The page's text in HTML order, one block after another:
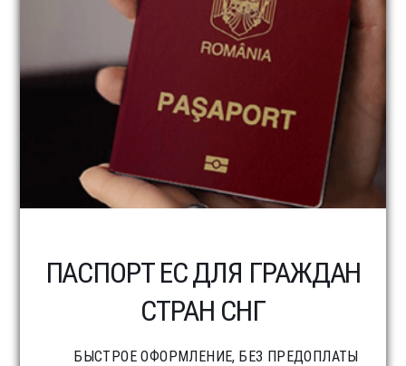
ПАСПОРТ ЕС ДЛЯ ГРАЖДАН
СТРАН СНГ
БЫСТРОЕ ОФОРМЛЕНИЕ, БЕЗ ПРЕДОПЛАТЫ